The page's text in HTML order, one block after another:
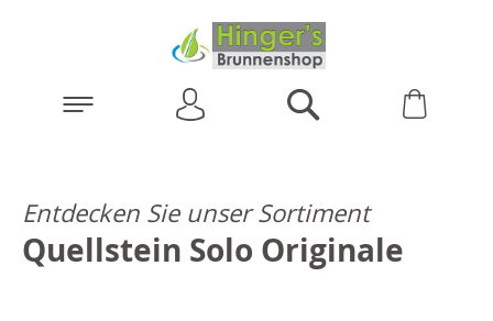
Entdecken Sie unser Sortiment
Quellstein Solo Originale